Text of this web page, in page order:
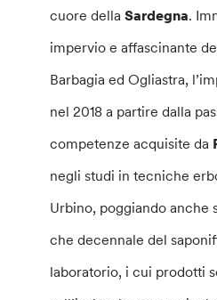
cuore dellaSardegna.
impervio e affascinante
Barbagia ed Ogliastra,
nel 2018 a partire dalla
competenze acquisite da
negli studi in tecniche
Urbino, poggiando anche
che decennale del
laboratorio, i cui prodotti